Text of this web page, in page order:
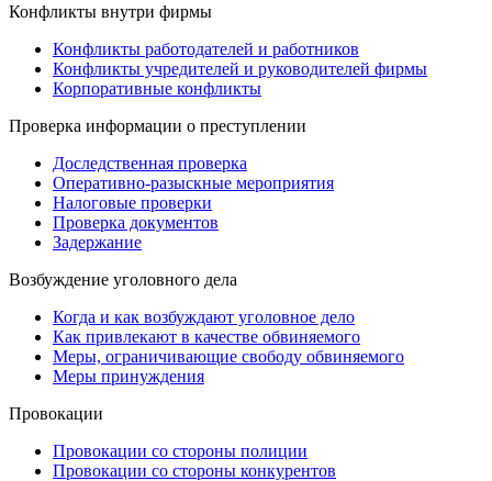
Конфликты внутри фирмы
Конфликты работодателей и работников
Конфликты учредителей и руководителей фирмы
Корпоративные конфликты
Проверка информации о преступлении
Доследственная проверка
Оперативно-разыскные мероприятия
Налоговые проверки
Проверка документов
Задержание
Возбуждение уголовного дела
Когда и как возбуждают уголовное дело
Как привлекают в качестве обвиняемого
Меры, ограничивающие свободу обвиняемого
Меры принуждения
Провокации
Провокации со стороны полиции
Провокации со стороны конкурентов